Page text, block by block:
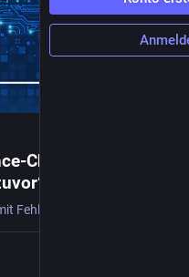
Chefin: Dank KI